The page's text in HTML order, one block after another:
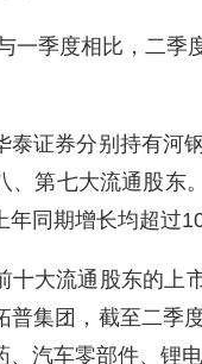
一季度相比，二季
泰证券分别持有河
、第七大流通股东
同期增长均超过
十大流通股东的上
普集团，截至二季
汽车零部件、锂